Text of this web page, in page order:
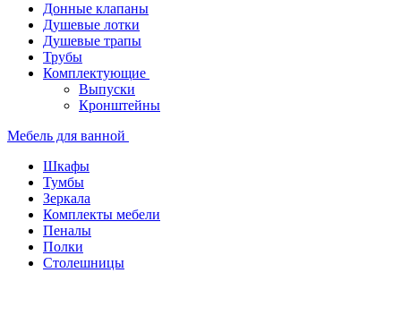
Донные клапаны
Душевые лотки
Душевые трапы
Трубы
Комплектующие
Выпуски
Кронштейны
Мебель для ванной
Шкафы
Тумбы
Зеркала
Комплекты мебели
Пеналы
Полки
Столешницы